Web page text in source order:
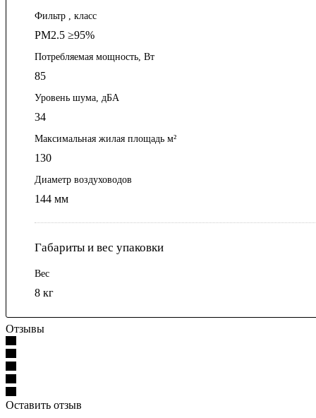
Фильтр , класс
PM2.5 ≥95%
Потребляемая мощность, Вт
85
Уровень шума, дБА
34
Максимальная жилая площадь м²
130
Диаметр воздуховодов
144 мм
Габариты и вес упаковки
Вес
8 кг
Отзывы
Оставить отзыв